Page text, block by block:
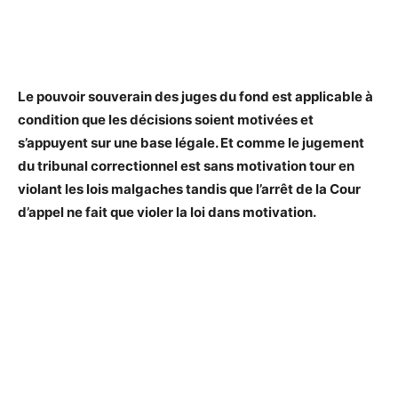
Le pouvoir souverain des juges du fond est applicable à
condition que les décisions soient motivées et
s’appuyent sur une base légale. Et comme le jugement
du tribunal correctionnel est sans motivation tour en
violant les lois malgaches tandis que l’arrêt de la Cour
d’appel ne fait que violer la loi dans motivation.